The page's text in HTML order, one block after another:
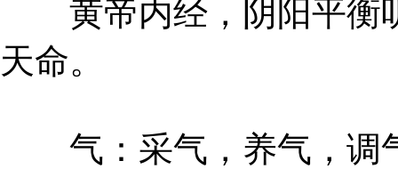
黄帝内经，阴阳平衡
天命。
气：采气，养气，调